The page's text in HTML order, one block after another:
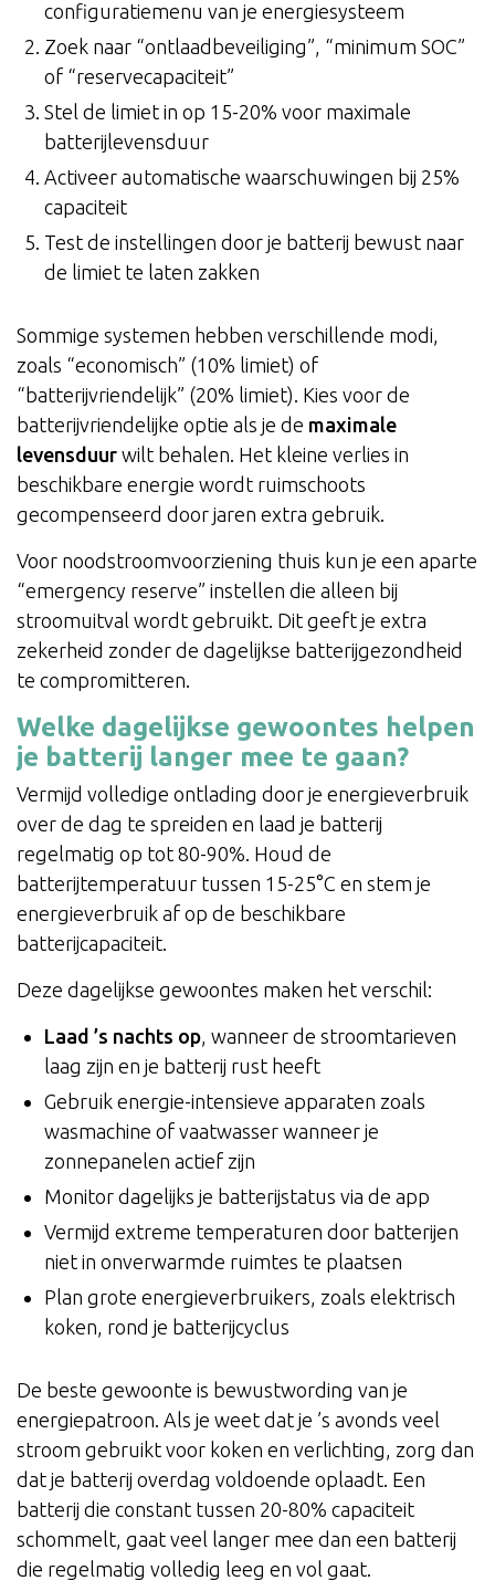
configuratiemenu van je energiesysteem
Zoek naar “ontlaadbeveiliging”, “minimum SOC”
of “reservecapaciteit”
Stel de limiet in op 15-20% voor maximale
batterijlevensduur
Activeer automatische waarschuwingen bij 25%
capaciteit
Test de instellingen door je batterij bewust naar
de limiet te laten zakken
Sommige systemen hebben verschillende modi,
zoals “economisch” (10% limiet) of
“batterijvriendelijk” (20% limiet). Kies voor de
batterijvriendelijke optie als je de maximale
levensduur wilt behalen. Het kleine verlies in
beschikbare energie wordt ruimschoots
gecompenseerd door jaren extra gebruik.
Voor noodstroomvoorziening thuis kun je een aparte
“emergency reserve” instellen die alleen bij
stroomuitval wordt gebruikt. Dit geeft je extra
zekerheid zonder de dagelijkse batterijgezondheid
te compromitteren.
Welke dagelijkse gewoontes helpen
je batterij langer mee te gaan?
Vermijd volledige ontlading door je energieverbruik
over de dag te spreiden en laad je batterij
regelmatig op tot 80-90%. Houd de
batterijtemperatuur tussen 15-25°C en stem je
energieverbruik af op de beschikbare
batterijcapaciteit.
Deze dagelijkse gewoontes maken het verschil:
Laad ’s nachts op, wanneer de stroomtarieven
laag zijn en je batterij rust heeft
Gebruik energie-intensieve apparaten zoals
wasmachine of vaatwasser wanneer je
zonnepanelen actief zijn
Monitor dagelijks je batterijstatus via de app
Vermijd extreme temperaturen door batterijen
niet in onverwarmde ruimtes te plaatsen
Plan grote energieverbruikers, zoals elektrisch
koken, rond je batterijcyclus
De beste gewoonte is bewustwording van je
energiepatroon. Als je weet dat je ’s avonds veel
stroom gebruikt voor koken en verlichting, zorg dan
dat je batterij overdag voldoende oplaadt. Een
batterij die constant tussen 20-80% capaciteit
schommelt, gaat veel langer mee dan een batterij
die regelmatig volledig leeg en vol gaat.